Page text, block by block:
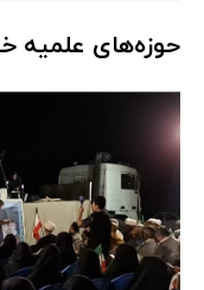
حوزه‌های علمیه